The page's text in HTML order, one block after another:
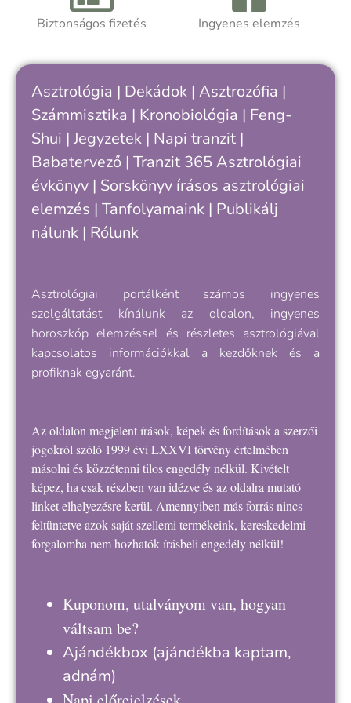
ciklusodban – és hogyan értheted meg
Biztonságos fizetés Ingyenes elemzés
Asztrológia | Dekádok | Asztrozófia |
Számmisztika | Kronobiológia | Feng-
Shui | Jegyzetek | Napi tranzit |
Babatervező | Tranzit 365 Asztrológiai
évkönyv | Sorskönyv írásos asztrológiai
elemzés | Tanfolyamaink | Publikálj
nálunk | Rólunk
Asztrológiai portálként számos ingyenes
szolgáltatást kínálunk az oldalon, ingyenes
horoszkóp elemzéssel és részletes asztrológiával
kapcsolatos információkkal a kezdőknek és a
profiknak egyaránt.
Az oldalon megjelent írások, képek és fordítások a szerzői
jogokról szóló 1999 évi LXXVI törvény értelmében
másolni és közzétenni tilos engedély nélkül. Kivételt
képez, ha csak részben van idézve és az oldalra mutató
linket elhelyezésre kerül. Amennyiben más forrás nincs
feltüntetve azok saját szellemi termékeink, kereskedelmi
forgalomba nem hozhatók írásbeli engedély nélkül!
Kuponom, utalványom van, hogyan
váltsam be?
Ajándékbox (ajándékba kaptam,
adnám)